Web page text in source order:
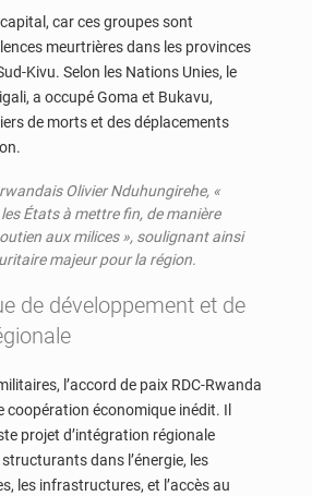
car ces groupes sont
meurtrières dans les provinces
Kivu. Selon les Nations Unies, le
a occupé Goma et Bukavu,
de morts et des déplacements
Olivier Nduhungirehe, «
États à mettre fin, de manière
aux milices », soulignant ainsi
majeur pour la région.
de développement et de
l’accord de paix RDC-Rwanda
coopération économique inédit. Il
projet d’intégration régionale
dans l’énergie, les
les infrastructures, et l’accès au